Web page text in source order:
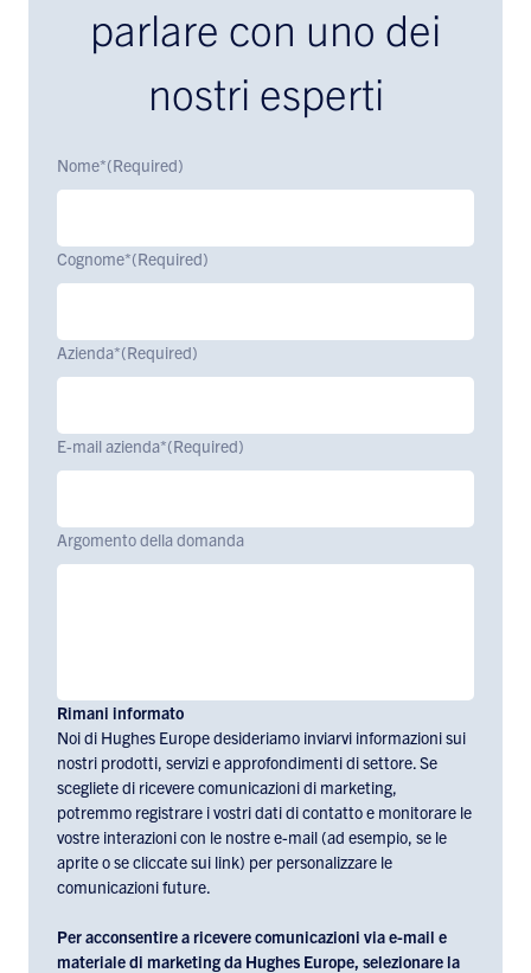
parlare con uno dei
nostri esperti
Nome*(Required)
Cognome*(Required)
Azienda*(Required)
E-mail azienda*(Required)
Argomento della domanda
Rimani informato
Noi di Hughes Europe desideriamo inviarvi informazioni sui
nostri prodotti, servizi e approfondimenti di settore. Se
scegliete di ricevere comunicazioni di marketing,
potremmo registrare i vostri dati di contatto e monitorare le
vostre interazioni con le nostre e-mail (ad esempio, se le
aprite o se cliccate sui link) per personalizzare le
comunicazioni future.
Per acconsentire a ricevere comunicazioni via e-mail e
materiale di marketing da Hughes Europe, selezionare la